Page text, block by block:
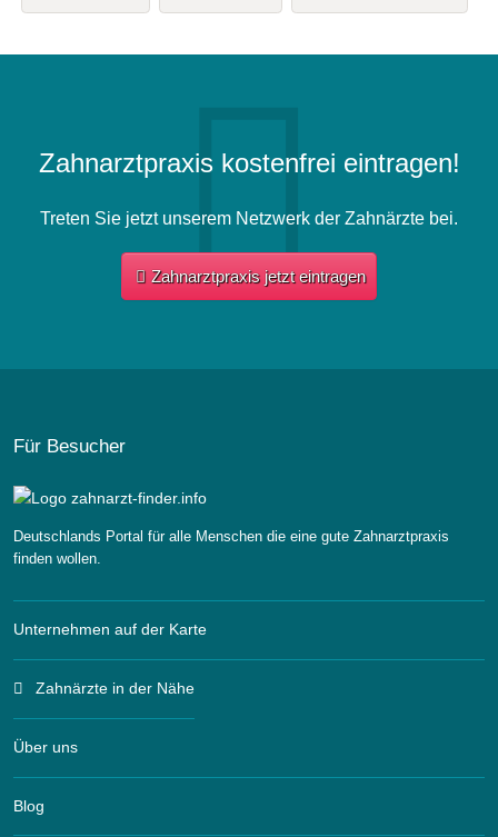
Zahnarztpraxis kostenfrei eintragen!
Treten Sie jetzt unserem Netzwerk der Zahnärzte bei.
Zahnarztpraxis jetzt eintragen
Für Besucher
Deutschlands Portal für alle Menschen die eine gute Zahnarztpraxis
finden wollen.
Unternehmen auf der Karte
Zahnärzte in der Nähe
Über uns
Blog